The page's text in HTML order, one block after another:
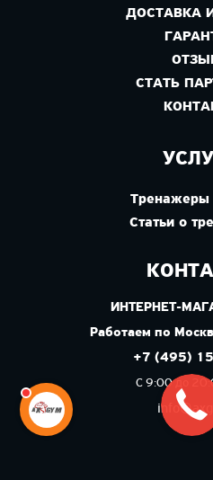
ДОСТАВКА
СТАТЬ
Тренажеры
Статьи о
ИНТЕРНЕТ-
Работаем по
+7 (495)
С 9:00 до